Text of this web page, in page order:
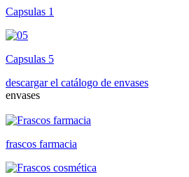
Capsulas 1
Capsulas 5
descargar el catálogo de envases
envases
frascos farmacia